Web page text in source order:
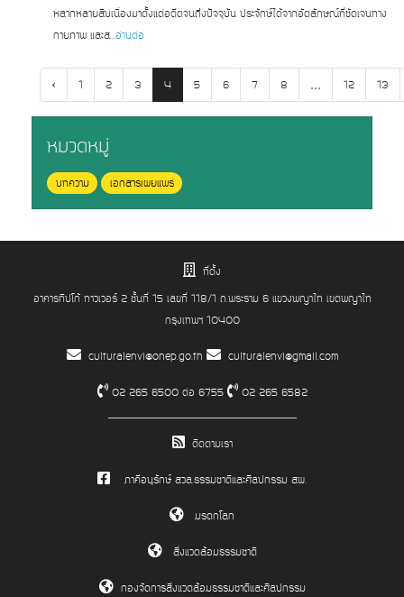
หลากหลายสืบเนื่องมาตั้งแต่อดีตจนถึงปัจจุบัน ประจักษ์ได้จากอัตลักษณ์ที่ชัดเจนทาง
กายภาพ และส...อ่านต่อ
‹ 1 2 3 4 5 6 7 8 ... 12 13
หมวดหมู่
บทความ เอกสารเผยแพร่
ที่ตั้ง
อาคารทิปโก้ ทาวเวอร์ 2 ชั้นที่ 15 เลขที่ 118/1 ถ.พระราม 6 แขวงพญาไท เขตพญาไท
กรุงเทพฯ 10400
culturalenvi@onep.go.th culturalenvi@gmail.com
02 265 6500 ต่อ 6755 02 265 6582
ติดตามเรา
ภาคีอนุรักษ์ สวล.ธรรมชาติและศิลปกรรม สผ.
มรดกโลก
สิ่งแวดล้อมธรรมชาติ
กองจัดการสิ่งแวดล้อมธรรมชาติและศิลปกรรม